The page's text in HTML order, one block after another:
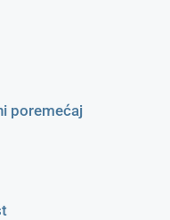
poremećaj